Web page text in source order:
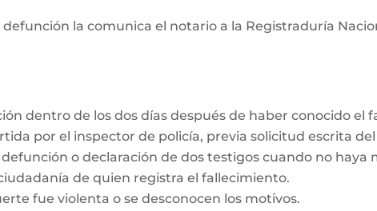
la comunica el notario a la Registraduría
dentro de los dos días después de haber conocido el
por el inspector de policía, previa solicitud escrita
o declaración de dos testigos cuando no haya
de quien registra el fallecimiento.
fue violenta o se desconocen los motivos.